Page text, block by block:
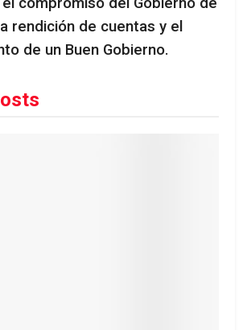
rendición de cuentas y el
de un Buen Gobierno.